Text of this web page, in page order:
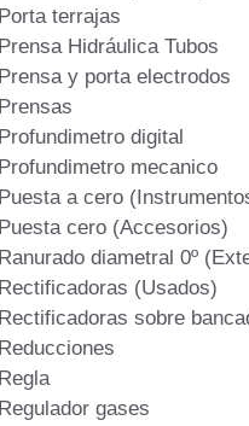
Porta terrajas
Prensa Hidráulica Tubos
Prensa y porta electrodos
Prensas
Profundimetro digital
Profundimetro mecanico
Puesta a cero
Puesta cero (Accesorios)
Ranurado diametral 0º
Rectificadoras (Usados)
Rectificadoras sobre
Reducciones
Regla
Regulador gases